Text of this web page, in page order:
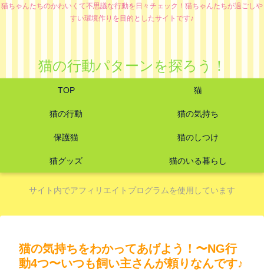
猫ちゃんたちのかわいくて不思議な行動を日々チェック！猫ちゃんたちが過ごしや
すい環境作りを目的としたサイトです♪
猫の行動パターンを探ろう！
TOP 猫
猫の行動 猫の気持ち
保護猫 猫のしつけ
猫グッズ 猫のいる暮らし
サイト内でアフィリエイトプログラムを使用しています
猫の気持ちをわかってあげよう！〜NG行
動4つ〜いつも飼い主さんが頼りなんです♪